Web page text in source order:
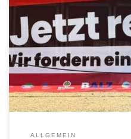
In der letzten Juniwoche fanden
gegen Reformvorhaben auf
Auswirkungen auf soziale
würden. Die sozialen
Berliner AWO engagiert, hatten
denen sich auch die AWO
ALLGEMEIN